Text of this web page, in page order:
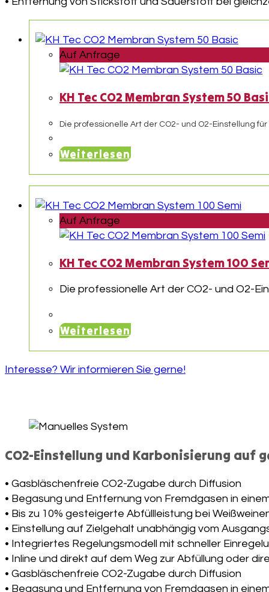
Auf Anfrage
KH Tec CO2 Membran System 50
Die professionelle Art der CO2- und O2-Einstellung
Weiterlesen
Auf Anfrage
KH Tec CO2 Membran System 100
Die professionelle Art der CO2- und O2-
Weiterlesen
Interesse? Wir informieren Sie gerne!
CO2-Einstellung und Karbonisierung auf
• Gasbläschenfreie CO2-Zugabe durch Diffusion
• Begasung und Entfernung von Fremdgasen in
• Bis zu 10% gesteigerte Abfüllleistung bei
• Einstellung auf Zielgehalt unabhängig vom
• Integriertes Regelungsmodell mit schneller
• Inline und direkt auf dem Weg zur Abfüllung oder
• Gasbläschenfreie CO2-Zugabe durch Diffusion
• Begasung und Entfernung von Fremdgasen in